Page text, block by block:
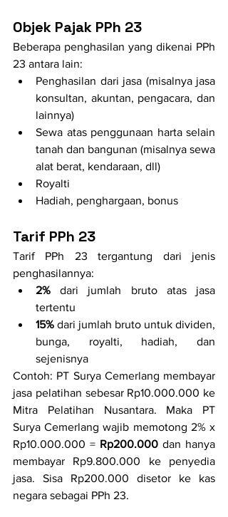
Objek Pajak PPh 23
Beberapa penghasilan yang dikenai PPh
23 antara lain:
Penghasilan dari jasa (misalnya jasa
konsultan, akuntan, pengacara, dan
lainnya)
Sewa atas penggunaan harta selain
tanah dan bangunan (misalnya sewa
alat berat, kendaraan, dll)
Royalti
Hadiah, penghargaan, bonus
Tarif PPh 23
Tarif PPh 23 tergantung dari jenis
penghasilannya:
2% dari jumlah bruto atas jasa
tertentu
15% dari jumlah bruto untuk dividen,
bunga, royalti, hadiah, dan
sejenisnya
Contoh: PT Surya Cemerlang membayar
jasa pelatihan sebesar Rp10.000.000 ke
Mitra Pelatihan Nusantara. Maka PT
Surya Cemerlang wajib memotong 2% x
Rp10.000.000 = Rp200.000 dan hanya
membayar Rp9.800.000 ke penyedia
jasa. Sisa Rp200.000 disetor ke kas
negara sebagai PPh 23.